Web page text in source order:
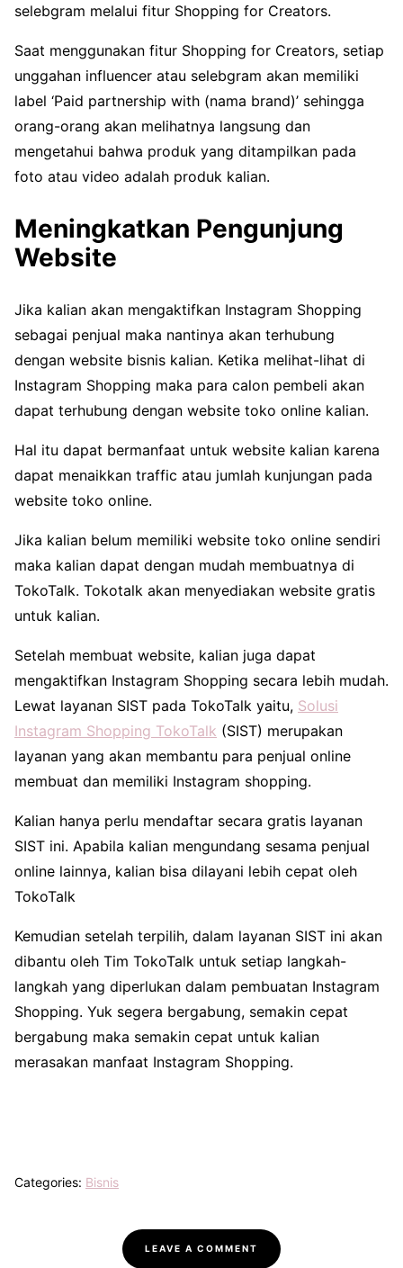
selebgram melalui fitur Shopping for Creators.
Saat menggunakan fitur Shopping for Creators, setiap
unggahan influencer atau selebgram akan memiliki
label ‘Paid partnership with (nama brand)’ sehingga
orang-orang akan melihatnya langsung dan
mengetahui bahwa produk yang ditampilkan pada
foto atau video adalah produk kalian.
Meningkatkan Pengunjung
Website
Jika kalian akan mengaktifkan Instagram Shopping
sebagai penjual maka nantinya akan terhubung
dengan website bisnis kalian. Ketika melihat-lihat di
Instagram Shopping maka para calon pembeli akan
dapat terhubung dengan website toko online kalian.
Hal itu dapat bermanfaat untuk website kalian karena
dapat menaikkan traffic atau jumlah kunjungan pada
website toko online.
Jika kalian belum memiliki website toko online sendiri
maka kalian dapat dengan mudah membuatnya di
TokoTalk. Tokotalk akan menyediakan website gratis
untuk kalian.
Setelah membuat website, kalian juga dapat
mengaktifkan Instagram Shopping secara lebih mudah.
Lewat layanan SIST pada TokoTalk yaitu, Solusi
Instagram Shopping TokoTalk (SIST) merupakan
layanan yang akan membantu para penjual online
membuat dan memiliki Instagram shopping.
Kalian hanya perlu mendaftar secara gratis layanan
SIST ini. Apabila kalian mengundang sesama penjual
online lainnya, kalian bisa dilayani lebih cepat oleh
TokoTalk
Kemudian setelah terpilih, dalam layanan SIST ini akan
dibantu oleh Tim TokoTalk untuk setiap langkah-
langkah yang diperlukan dalam pembuatan Instagram
Shopping. Yuk segera bergabung, semakin cepat
bergabung maka semakin cepat untuk kalian
merasakan manfaat Instagram Shopping.
Categories: Bisnis
LEAVE A COMMENT